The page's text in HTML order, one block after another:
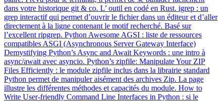
dans votre historique git & co. L’ outil en codé en Rust. igrep : un
grep interactif qui permet d’ouvrir le fichier dans un éditeur et d’aller
directement à la ligne contenant le motif recherché. Basé sur
l’excellent ripgrep. Python Awesome AGSI : liste de ressources
compatibles ASGI (Asynchronous Server Gateway Interface)
Demystifying Python’s Async and Await Keywords : une intro à
async/await avec asyncio. Python’s zipfile: Manipulate Your ZIP
Files Efficiently : le module zipfile inclus dans la librairie standard
Python permet de manipuler aisément des archives Zip. La page
illustre les différentes méthodes et capacités du module. How to
Write User-friendly Command Line Interfaces in Python : si le